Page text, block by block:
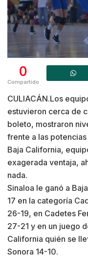
0
Compartido
CULIACÁN.Los
estuvieron cerca de
boleto, mostraron
frente a las
Baja California,
exagerada ventaja,
nada.
Sinaloa le ganó a
17 en la categoría
26-19, en Cadetes
27-21 y en un juego
California quién se
Sonora 14-10.